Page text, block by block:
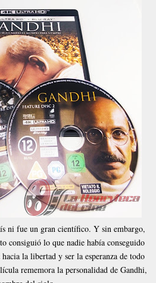
ni fue un gran científico. Y sin embargo,
consiguió lo que nadie había conseguido
la libertad y ser la esperanza de todo
rememora la personalidad de Gandhi,